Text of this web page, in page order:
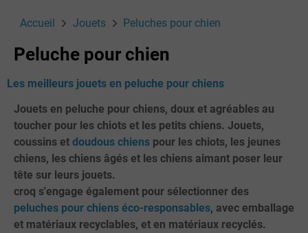
Accueil Jouets Peluches pour chien
Peluche pour chien
Les meilleurs jouets en peluche pour chiens
Jouets en peluche pour chiens, doux et agréables au
toucher pour les chiots et les petits chiens. Jouets,
coussins et doudous chienspour les chiots, les jeunes
chiens, les chiens âgés et les chiens aimant poser leur
tête sur leurs jouets.
croq s'engage également pour sélectionner des
peluches pour chiens éco-responsables, avec emballage
et matériaux recyclables, et en matériaux recyclés.